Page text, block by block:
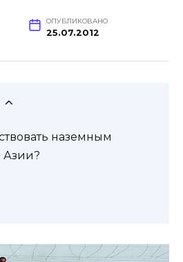
ОПУБЛИКОВАНО
25.07.2012
наземным
Азии?